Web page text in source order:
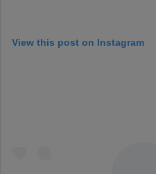
View this post on Instagram